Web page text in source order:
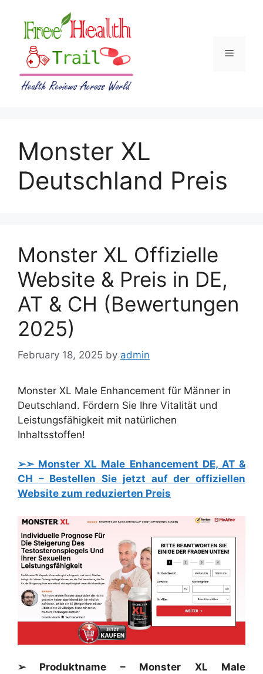
content
Menu
Monster XL
Deutschland Preis
Monster XL Offizielle
Website & Preis in DE,
AT & CH (Bewertungen
2025)
February 18, 2025 by admin
Monster XL Male Enhancement für Männer in
Deutschland. Fördern Sie Ihre Vitalität und
Leistungsfähigkeit mit natürlichen
Inhaltsstoffen!
➢➣ Monster XL Male Enhancement DE, AT &
CH – Bestellen Sie jetzt auf der offiziellen
Website zum reduzierten Preis
➢ Produktname – Monster XL Male